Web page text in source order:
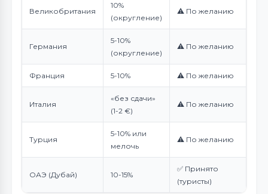
Великобритания
10%
(округление)
⚠️ По желанию
Германия
5-10%
(округление)
⚠️ По желанию
Франция 5-10% ⚠️ По желанию
Италия
«без сдачи»
(1-2 €)
⚠️ По желанию
Турция
5-10% или
мелочь
⚠️ По желанию
ОАЭ (Дубай) 10-15%
✅ Принято
(туристы)